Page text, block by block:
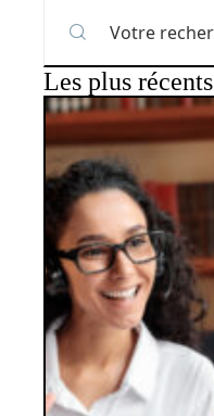
Les plus récents